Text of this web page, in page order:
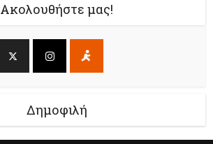
Ακολουθήστε μας!
Δημοφιλή